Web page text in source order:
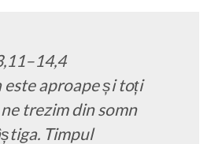
aproape și toți
trezim din somn
Timpul